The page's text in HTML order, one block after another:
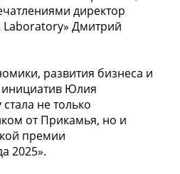
директор
Laboratory» Дмитрий
развития бизнеса и
инициатив Юлия
не только
от Прикамья, но и
премии
2025».